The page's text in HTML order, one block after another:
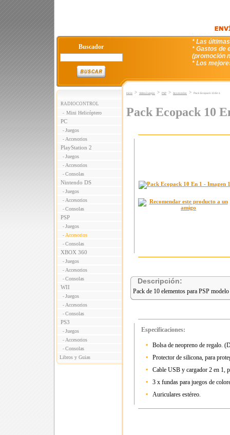
Buscador
* Las
* Gastos de
(promoción
* Los
RADIOCONTROL
- Mini Helicóptero
PC
- Juegos
- Accesorios
PlayStation 2
- Juegos
- Accesorios
- Consolas
Nintendo DS
- Juegos
- Accesorios
- Consolas
PSP
- Juegos
- Accesorios
- Consolas
XBOX 360
- Juegos
- Accesorios
- Consolas
WII
- Juegos
- Accesorios
- Consolas
PS3
- Juegos
- Accesorios
- Consolas
Libros y Guias
Inicio > VideoJuegos > PSP > Accesorios > Pack Ecopack 10 En 1
Pack Ecopack 10
Descripción:
Pack de 10 elementos para PSP
Especificaciones:
•
Bolsa de neopreno de regalo.
•
Protector de silicona, para
•
Cable USB y cargador 2 en 1,
•
3 x fundas para juegos de
•
Auriculares estéreo.